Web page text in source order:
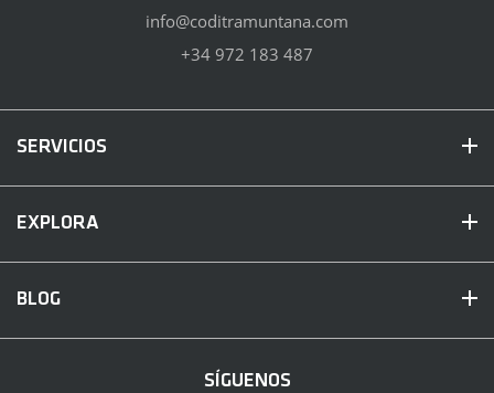
info@coditramuntana.com
+34 972 183 487
SERVICIOS
EXPLORA
BLOG
SÍGUENOS